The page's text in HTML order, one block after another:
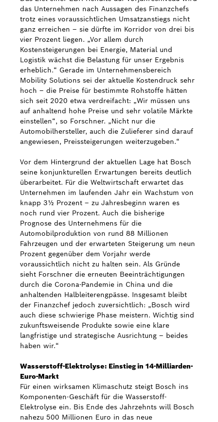
das Unternehmen nach Aussagen des Finanzchefs
trotz eines voraussichtlichen Umsatzanstiegs nicht
ganz erreichen – sie dürfte im Korridor von drei bis
vier Prozent liegen. „Vor allem durch
Kostensteigerungen bei Energie, Material und
Logistik wächst die Belastung für unser Ergebnis
erheblich.“ Gerade im Unternehmensbereich
Mobility Solutions sei der aktuelle Kostendruck sehr
hoch – die Preise für bestimmte Rohstoffe hätten
sich seit 2020 etwa verdreifacht: „Wir müssen uns
auf anhaltend hohe Preise und sehr volatile Märkte
einstellen“, so Forschner. „Nicht nur die
Automobilhersteller, auch die Zulieferer sind darauf
angewiesen, Preissteigerungen weiterzugeben.“
Vor dem Hintergrund der aktuellen Lage hat Bosch
seine konjunkturellen Erwartungen bereits deutlich
überarbeitet. Für die Weltwirtschaft erwartet das
Unternehmen im laufenden Jahr ein Wachstum von
knapp 3½ Prozent – zu Jahresbeginn waren es
noch rund vier Prozent. Auch die bisherige
Prognose des Unternehmens für die
Automobilproduktion von rund 88 Millionen
Fahrzeugen und der erwarteten Steigerung um neun
Prozent gegenüber dem Vorjahr werde
voraussichtlich nicht zu halten sein. Als Gründe
sieht Forschner die erneuten Beeinträchtigungen
durch die Corona-Pandemie in China und die
anhaltenden Halbleiterengpässe. Insgesamt bleibt
der Finanzchef jedoch zuversichtlich: „Bosch wird
auch diese schwierige Phase meistern. Wichtig sind
zukunftsweisende Produkte sowie eine klare
langfristige und strategische Ausrichtung – beides
haben wir.“
Wasserstoff-Elektrolyse: Einstieg in 14-Milliarden-
Euro-Markt
Für einen wirksamen Klimaschutz steigt Bosch ins
Komponenten-Geschäft für die Wasserstoff-
Elektrolyse ein. Bis Ende des Jahrzehnts will Bosch
nahezu 500 Millionen Euro in das neue